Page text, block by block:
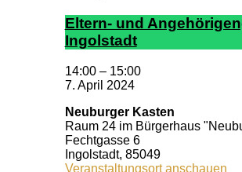
El­tern- und
In­gol­stadt
14:00 – 15:00
7. April 2024
Neuburger Kasten
Raum 24 im Bürgerhaus
Fechtgasse 6
Ingolstadt, 85049
Veranstaltungsort anschauen